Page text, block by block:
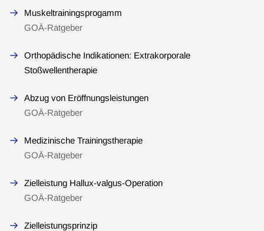
Muskeltrainingsprogamm
GOÄ-Ratgeber
Orthopädische Indikationen: Extrakorporale
Stoßwellentherapie
Abzug von Eröffnungsleistungen
GOÄ-Ratgeber
Medizinische Trainingstherapie
GOÄ-Ratgeber
Zielleistung Hallux-valgus-Operation
GOÄ-Ratgeber
Zielleistungsprinzip